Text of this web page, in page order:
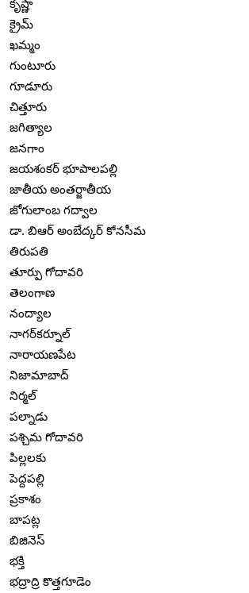
కృష్ణా
క్రైమ్
ఖమ్మం
గుంటూరు
గూడూరు
చిత్తూరు
జగిత్యాల
జనగాం
జయశంకర్ భూపాలపల్లి
జాతీయ అంతర్జాతీయ
జోగులాంబ గద్వాల
డా. బిఆర్ అంబేద్కర్ కోనసీమ
తిరుపతి
తూర్పు గోదావరి
తెలంగాణ
నంద్యాల
నాగర్‌కర్నూల్
నారాయణపేట
నిజామాబాద్
నిర్మల్
పల్నాడు
పశ్చిమ గోదావరి
పిల్లలకు
పెద్దపల్లి
ప్రకాశం
బాపట్ల
బిజినెస్
భక్తి
భద్రాద్రి కొత్తగూడెం